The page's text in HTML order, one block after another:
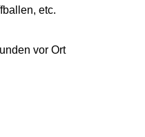
etc.
vor Ort